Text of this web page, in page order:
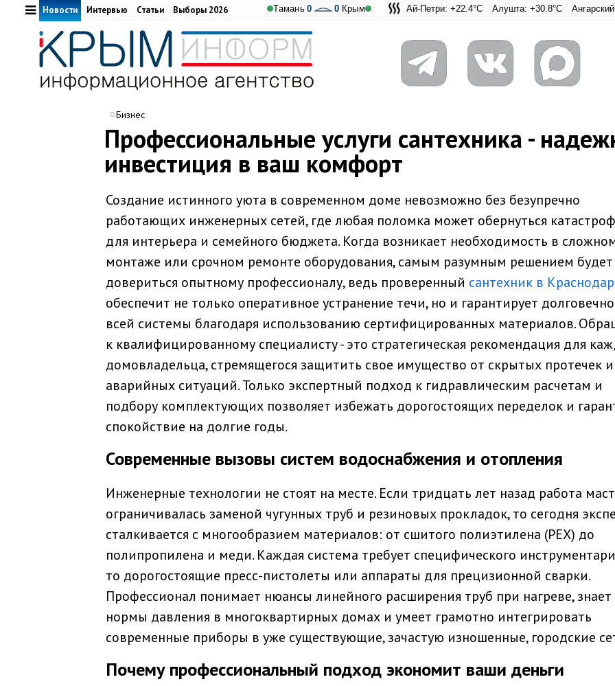
Адмиральская
Ай-Петри: +22.4°C Алушта: +30.8°C Ангарский перевал:
Тамань 0 0 Крым
Новости Интервью Статьи Выборы 2026
Бизнес
Профессиональные услуги сантехника -
инвестиция в ваш комфорт
Создание истинного уюта в современном доме невозможно без безупречно
работающих инженерных сетей, где любая поломка может обернуться
для интерьера и семейного бюджета. Когда возникает необходимость в
монтаже или срочном ремонте оборудования, самым разумным решением будет
довериться опытному профессионалу, ведь проверенный сантехник в
обеспечит не только оперативное устранение течи, но и гарантирует
всей системы благодаря использованию сертифицированных материалов.
к квалифицированному специалисту - это стратегическая рекомендация для
домовладельца, стремящегося защитить свое имущество от скрытых протечек и
аварийных ситуаций. Только экспертный подход к гидравлическим расчетам и
подбору комплектующих позволяет избежать дорогостоящих переделок и
спокойствие на долгие годы.
Современные вызовы систем водоснабжения и отопления
Инженерные технологии не стоят на месте. Если тридцать лет назад работа
ограничивалась заменой чугунных труб и резиновых прокладок, то сегодня
сталкивается с многообразием материалов: от сшитого полиэтилена (PEX) до
полипропилена и меди. Каждая система требует специфического
то дорогостоящие пресс-пистолеты или аппараты для прецизионной сварки.
Профессионал понимает нюансы линейного расширения труб при нагреве, знает
нормы давления в многоквартирных домах и умеет грамотно интегрировать
современные приборы в уже существующие, зачастую изношенные, городские
Почему профессиональный подход экономит ваши деньги